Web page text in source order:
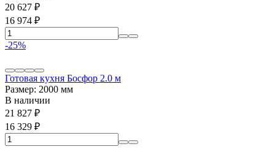
20 627 ₽
16 974 ₽
-25%
Готовая кухня Босфор 2.0 м
Размер: 2000 мм
В наличии
21 827 ₽
16 329 ₽